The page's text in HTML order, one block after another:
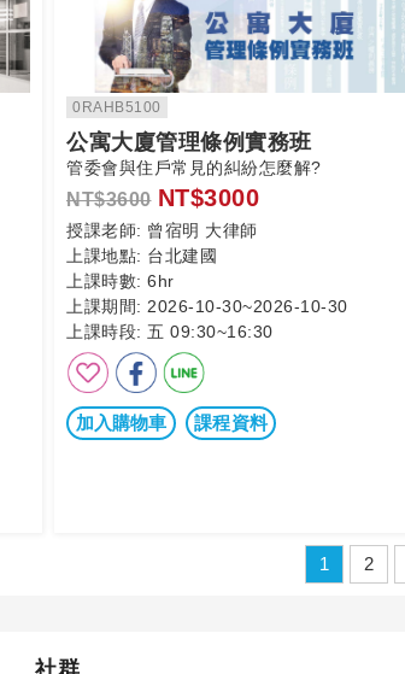
0RAHB5100
公寓大廈管理條例實務班
管委會與住戶常見的糾紛怎麼解?
NT$3600 NT$3000
授課老師: 曾宿明 大律師
上課地點: 台北建國
上課時數: 6hr
上課期間: 2026-10-30~2026-10-30
上課時段: 五 09:30~16:30
加入購物車 課程資料
1 2
社群